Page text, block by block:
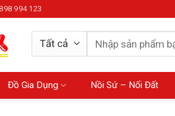
994 123
Tìm
kiếm:
Đồ Gia Dụng Nồi Sứ – Nối Đất